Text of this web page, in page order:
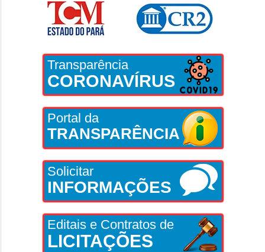
Transparência
CORONAVÍRUS
Portal da
TRANSPARÊNCIA
Solicitar
INFORMAÇÕES
Editais e Contratos de
LICITAÇÕES